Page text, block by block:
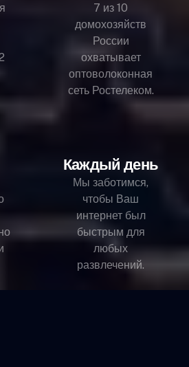
7 из 10
домохозяйств
России
охватывает
оптоволоконная
сеть Ростелеком.
Каждый день
Мы заботимся,
чтобы Ваш
интернет был
быстрым для
любых
развлечений.